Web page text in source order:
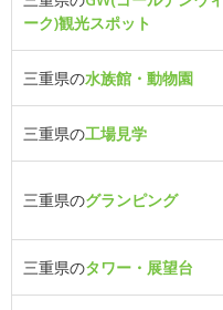
ーク)観光スポット
三重県の水族館・動物園
三重県の工場見学
三重県のグランピング
三重県のタワー・展望台